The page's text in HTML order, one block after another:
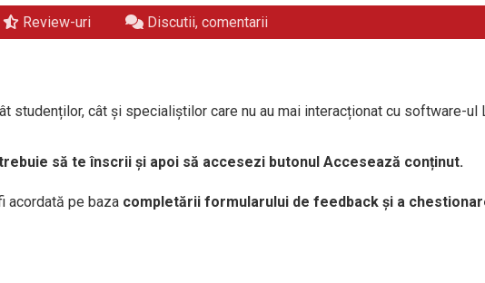
Review-uri Discutii, comentarii
studenților, cât și specialiștilor care nu au mai interacționat cu software-ul
să te înscrii și apoi să accesezi butonul Accesează conținut.
acordată pe baza completării formularului de feedback și a